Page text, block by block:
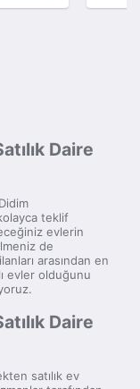
Daire
teklif
evlerin
de
arasından en
evler olduğunu
Daire
satılık ev